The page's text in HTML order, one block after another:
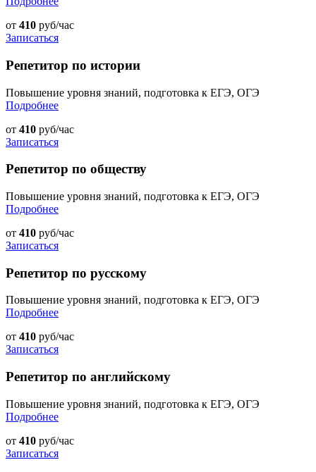
от 410 руб/час
Записаться
Репетитор по истории
Повышение уровня знаний, подготовка к ЕГЭ, ОГЭ
Подробнее
от 410 руб/час
Записаться
Репетитор по обществу
Повышение уровня знаний, подготовка к ЕГЭ, ОГЭ
Подробнее
от 410 руб/час
Записаться
Репетитор по русскому
Повышение уровня знаний, подготовка к ЕГЭ, ОГЭ
Подробнее
от 410 руб/час
Записаться
Репетитор по английскому
Повышение уровня знаний, подготовка к ЕГЭ, ОГЭ
Подробнее
от 410 руб/час
Записаться